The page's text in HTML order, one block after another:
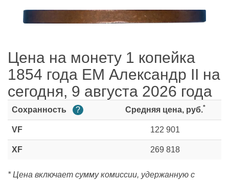
Цена на монету 1 копейка
1854 года ЕМ Александр II на
сегодня, 9 августа 2026 года
Сохранность ? Средняя цена, руб.*
VF 122 901
XF 269 818
* Цена включает сумму комиссии, удержанную с